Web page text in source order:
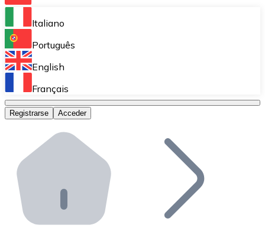
Bitnovo Ramp
Integra nuestra solución en tu plataforma.
Bitnovo Giftcards
Bitnovo OTC
Bitnovo ATM
Integra un ATM Bitnovo en tu negocio y permite que
Bitnovo API
Integra nuestra API en tu ecosistema.
Italiano
Português
English
Français
Registrarse Acceder